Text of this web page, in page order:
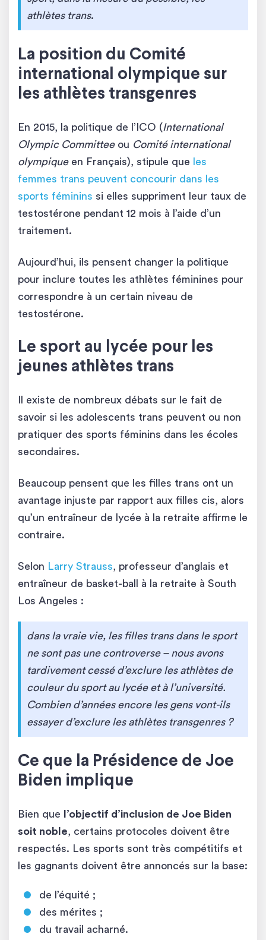
athlètes trans.
La position du Comité
international olympique sur
les athlètes transgenres
En 2015, la politique de l’ICO (International
Olympic Committeeou Comité international
olympiqueen Français), stipule que
les
femmes trans peuvent concourir dans les
sports féminins si elles suppriment leur taux de
testostérone pendant 12 mois à l’aide d’un
traitement.
Aujourd’hui, ils pensent changer la politique
pour inclure toutes les athlètes féminines pour
correspondre à un certain niveau de
testostérone.
Le sport au lycée pour les
jeunes athlètes trans
Il existe de nombreux débats sur le fait de
savoir si les adolescents trans peuvent ou non
pratiquer des sports féminins dans les écoles
secondaires.
Beaucoup pensent que les filles trans ont un
avantage injuste par rapport aux filles cis, alors
qu’un entraîneur de lycée à la retraite affirme le
contraire.
Selon Larry Strauss, professeur d’anglais et
entraîneur de basket-ball à la retraite à South
Los Angeles :
dans la vraie vie, les filles trans dans le sport
ne sont pas une controverse – nous avons
tardivement cessé d’exclure les athlètes de
couleur du sport au lycée et à l’université.
Combien d’années encore les gens vont-ils
essayer d’exclure les athlètes transgenres ?
Ce que la Présidence de Joe
Biden implique
Bien que
l’objectif d’inclusion de Joe Biden
soit noble, certains protocoles doivent être
respectés. Les sports sont très compétitifs et
les gagnants doivent être annoncés sur la base:
de l’équité ;
des mérites ;
du travail acharné.